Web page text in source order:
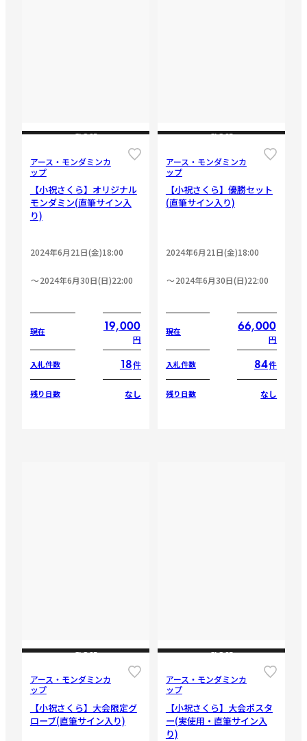
CLOSE
アース・モンダミンカ
ップ
【小祝さくら】オリジナル
モンダミン(直筆サイン入
り)
2024年6月21日(金)18:00
2024年6月30日(日)22:00
現在 19,000
円
入札件数 18件
残り日数 なし
CLOSE
アース・モンダミンカ
ップ
【小祝さくら】優勝セット
(直筆サイン入り)
2024年6月21日(金)18:00
2024年6月30日(日)22:00
現在 66,000
円
入札件数 84件
残り日数 なし
CLOSE
アース・モンダミンカ
ップ
【小祝さくら】大会限定グ
ローブ(直筆サイン入り)
CLOSE
アース・モンダミンカ
ップ
【小祝さくら】大会ポスタ
ー(実使用・直筆サイン入
り)